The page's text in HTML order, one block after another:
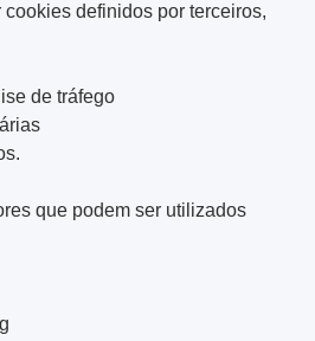
definidos por terceiros,
de tráfego
que podem ser utilizados